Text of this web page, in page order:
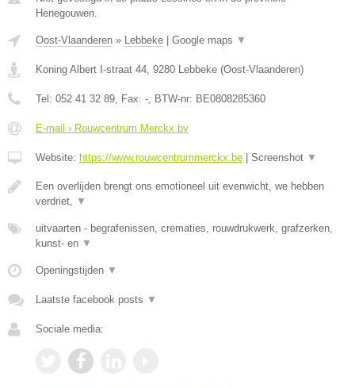
Henegouwen.
Oost-Vlaanderen » Lebbeke | Google maps ▼
Koning Albert I-straat 44 9280 Lebbeke (Oost-Vlaanderen)
Tel: 052 41 32 89 , Fax: - , BTW-nr: BE0808285360
E-mail › Rouwcentrum Merckx bv
Website: https://www.rouwcentrummerckx.be | Screenshot ▼
Een overlijden brengt ons emotioneel uit evenwicht, we hebben
verdriet,
▼
uitvaarten - begrafenissen, crematies, rouwdrukwerk, grafzerken,
kunst- en ▼
Openingstijden ▼
Laatste facebook posts ▼
Sociale media: